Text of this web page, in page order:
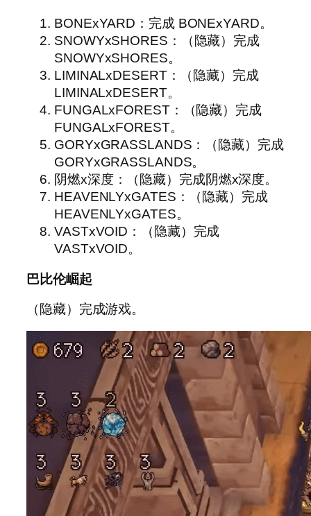
BONExYARD：完成 BONExYARD。
SNOWYxSHORES：（隐藏）完成
SNOWYxSHORES。
LIMINALxDESERT：（隐藏）完成
LIMINALxDESERT。
FUNGALxFOREST：（隐藏）完成
FUNGALxFOREST。
GORYxGRASSLANDS：（隐藏）完成
GORYxGRASSLANDS。
阴燃x深度：（隐藏）完成阴燃x深度。
HEAVENLYxGATES：（隐藏）完成
HEAVENLYxGATES。
VASTxVOID：（隐藏）完成
VASTxVOID。
巴比伦崛起
（隐藏）完成游戏。